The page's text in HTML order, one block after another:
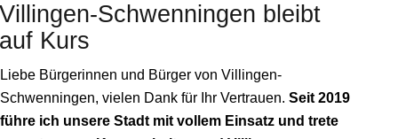
Villingen-Schwenningen bleibt
auf Kurs
Liebe Bürgerinnen und Bürger von Villingen-
Schwenningen, vielen Dank für Ihr Vertrauen. Seit 2019
führe ich unsere Stadt mit vollem Einsatz und trete